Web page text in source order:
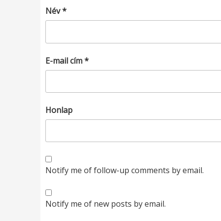
Név*
E-mail cím*
Honlap
Notify me of follow-up comments by email.
Notify me of new posts by email.